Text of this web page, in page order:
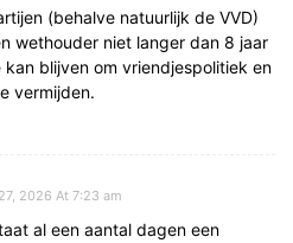
(behalve natuurlijk de VVD)
wethouder niet langer dan 8 jaar
blijven om vriendjespolitiek en
vermijden.
2026 At 7:23 am
al een aantal dagen een